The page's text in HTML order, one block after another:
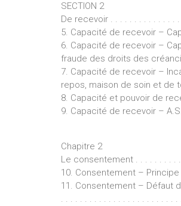
SECTION 2
De recevoir . . . . . . . . . . . . . .
5. Capacité de recevoir –
6. Capacité de recevoir –
fraude des droits des
7. Capacité de recevoir –
repos, maison de soin et de
8. Capacité et pouvoir de
9. Capacité de recevoir –
Chapitre 2
Le consentement . . . . . . . . .
10. Consentement –
11. Consentement – Défaut
. . . . . . . . . . . . . . . . . . . . . . . . .